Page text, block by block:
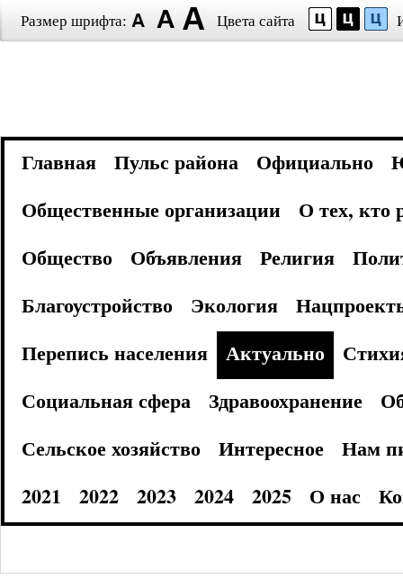
Размер шрифта: Цвета сайта
Главная Пульс района Официально
Общественные организации
О тех, кто
Общество
Объявления Религия
Благоустройство
Экология
Перепись населения
Актуально
Социальная сфера
Здравоохранение
Сельское хозяйство
Интересное
Нам
2021
2022 2023 2024 2025 О нас